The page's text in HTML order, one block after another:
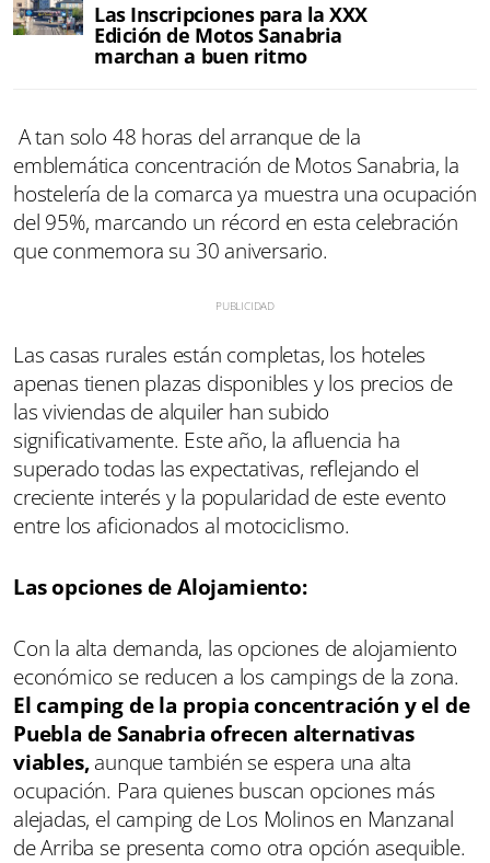
Las Inscripciones para la XXX
Edición de Motos Sanabria
marchan a buen ritmo
A tan solo 48 horas del arranque de la
emblemática concentración de Motos Sanabria, la
hostelería de la comarca ya muestra una ocupación
del 95%, marcando un récord en esta celebración
que conmemora su 30 aniversario.
Las casas rurales están completas, los hoteles
apenas tienen plazas disponibles y los precios de
las viviendas de alquiler han subido
significativamente. Este año, la afluencia ha
superado todas las expectativas, reflejando el
creciente interés y la popularidad de este evento
entre los aficionados al motociclismo.
Las opciones de Alojamiento:
Con la alta demanda, las opciones de alojamiento
económico se reducen a los campings de la zona.
El camping de la propia concentración y el de
Puebla de Sanabria ofrecen alternativas
viables,aunque también se espera una alta
ocupación. Para quienes buscan opciones más
alejadas, el camping de Los Molinos en Manzanal
de Arriba se presenta como otra opción asequible.